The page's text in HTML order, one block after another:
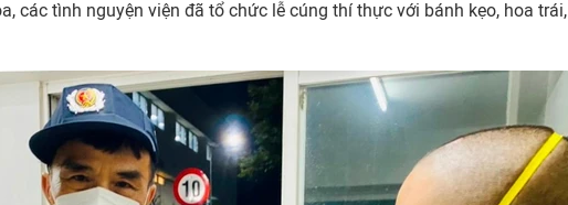
các tình nguyện viện đã tổ chức lễ cúng thí thực với bánh kẹo, hoa trái,